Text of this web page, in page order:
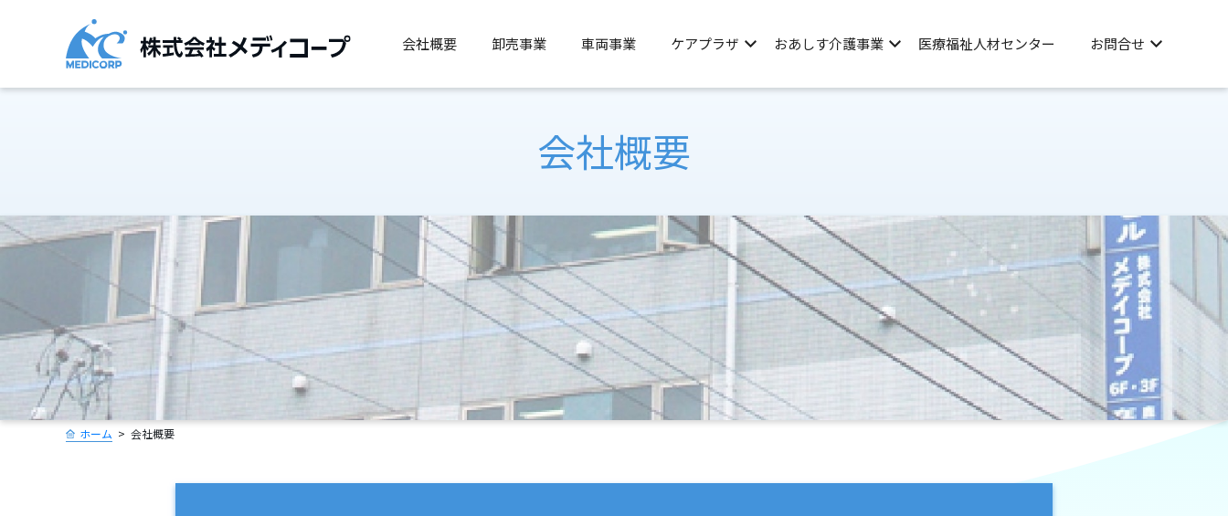
会社概要 卸売事業 車両事業 ケアプラザ おあしす介護事業 医療福祉人材センター お問合せ
会社概要
ホーム 会社概要